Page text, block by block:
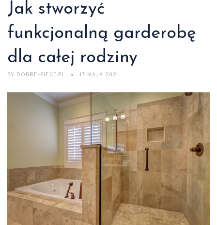
Jak stworzyć
funkcjonalną garderobę
dla całej rodziny
BY DOBRE-PIECE.PL 17 MAJA 2021